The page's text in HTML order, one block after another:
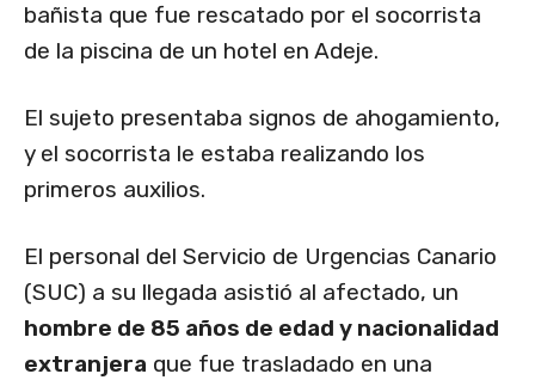
bañista que fue rescatado por el socorrista
de la piscina de un hotel en Adeje.
El sujeto presentaba signos de ahogamiento,
y el socorrista le estaba realizando los
primeros auxilios.
El personal del Servicio de Urgencias Canario
(SUC) a su llegada asistió al afectado, un
hombre de 85 años de edad y nacionalidad
extranjera que fue trasladado en una